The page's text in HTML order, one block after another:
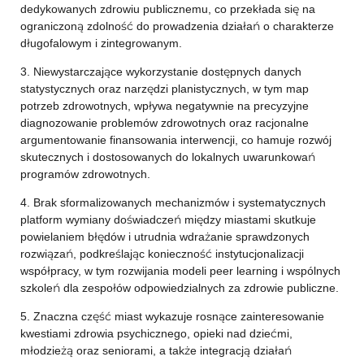
dedykowanych zdrowiu publicznemu, co przekłada się na
ograniczoną zdolność do prowadzenia działań o charakterze
długofalowym i zintegrowanym.
3. Niewystarczające wykorzystanie dostępnych danych
statystycznych oraz narzędzi planistycznych, w tym map
potrzeb zdrowotnych, wpływa negatywnie na precyzyjne
diagnozowanie problemów zdrowotnych oraz racjonalne
argumentowanie finansowania interwencji, co hamuje rozwój
skutecznych i dostosowanych do lokalnych uwarunkowań
programów zdrowotnych.
4. Brak sformalizowanych mechanizmów i systematycznych
platform wymiany doświadczeń między miastami skutkuje
powielaniem błędów i utrudnia wdrażanie sprawdzonych
rozwiązań, podkreślając konieczność instytucjonalizacji
współpracy, w tym rozwijania modeli peer learning i wspólnych
szkoleń dla zespołów odpowiedzialnych za zdrowie publiczne.
5. Znaczna część miast wykazuje rosnące zainteresowanie
kwestiami zdrowia psychicznego, opieki nad dziećmi,
młodzieżą oraz seniorami, a także integracją działań